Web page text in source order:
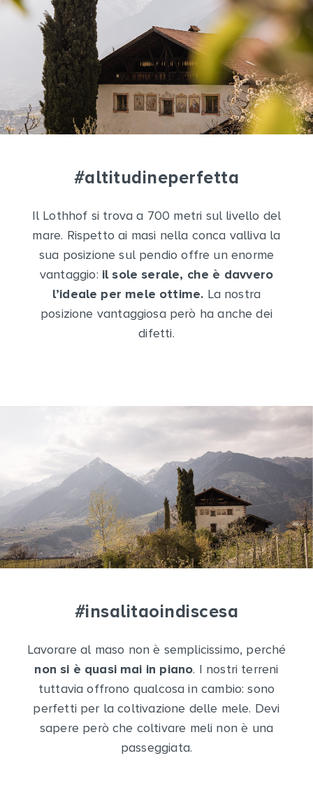
#altitudineperfetta
Il Lothhof si trova a 700 metri sul livello del
mare. Rispetto ai masi nella conca valliva la
sua posizione sul pendio offre un enorme
vantaggio: il sole serale, che è davvero
l’ideale per mele ottime. La nostra
posizione vantaggiosa però ha anche dei
difetti.
#insalitaoindiscesa
Lavorare al maso non è semplicissimo, perché
non si è quasi mai in piano. I nostri terreni
tuttavia offrono qualcosa in cambio: sono
perfetti per la coltivazione delle mele. Devi
sapere però che coltivare meli non è una
passeggiata.